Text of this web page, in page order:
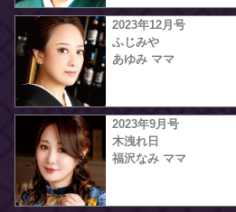
2023年12月号
ふじみや
あゆみ ママ
2023年9月号
木洩れ日
福沢なみ ママ